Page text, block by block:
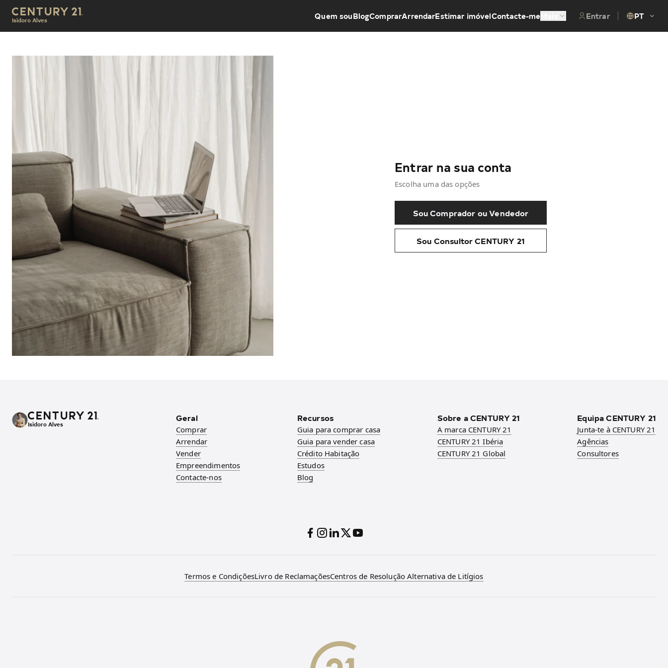
Isidoro Alves Quem souBlogComprarArrendarEstimar imóvelContacte-me Entrar PT
Entrar na sua conta
Escolha uma das opções
Sou Comprador ou Vendedor
Sou Consultor CENTURY 21
Isidoro Alves
Geral
Comprar
Arrendar
Vender
Empreendimentos
Contacte-nos
Recursos
Guia para comprar casa
Guia para vender casa
Crédito Habitação
Estudos
Blog
Sobre a CENTURY 21
A marca CENTURY 21
CENTURY 21 Ibéria
CENTURY 21 Global
Equipa CENTURY 21
Junta-te à CENTURY 21
Agências
Consultores
Termos e CondiçõesLivro de ReclamaçõesCentros de Resolução Alternativa de Litígios